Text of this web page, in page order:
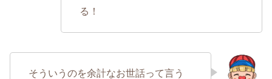
る！
そういうのを余計なお世話って言う